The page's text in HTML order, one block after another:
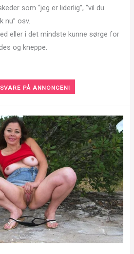
som “jeg er liderlig”, “vil du
nu” osv.
eller i det mindste kunne sørge for
og kneppe.
PÅ ANNONCEN!